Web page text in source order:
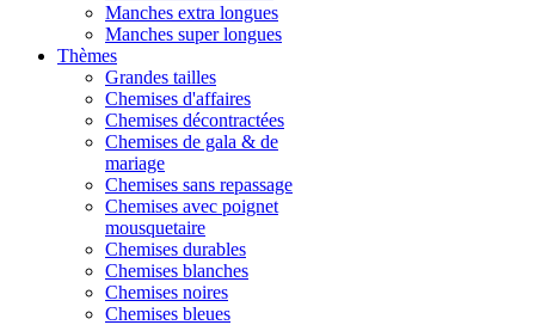
Manches extra longues
Manches super longues
Thèmes
Grandes tailles
Chemises d'affaires
Chemises décontractées
Chemises de gala & de
mariage
Chemises sans repassage
Chemises avec poignet
mousquetaire
Chemises durables
Chemises blanches
Chemises noires
Chemises bleues